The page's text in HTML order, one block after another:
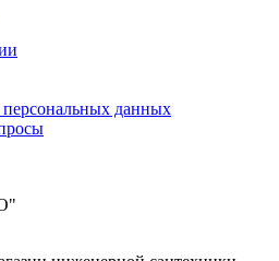
данных